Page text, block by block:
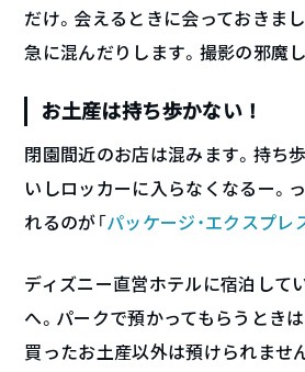
だけ。会えるときに会っておきま
急に混んだりします。撮影の邪魔
お土産は持ち歩かない！
閉園間近のお店は混みます。持ち
いしロッカーに入らなくなるー。
れるのが「パッケージ・エクスプレ
ディズニー直営ホテルに宿泊して
へ。パークで預かってもらうとき
買ったお土産以外は預けられませ